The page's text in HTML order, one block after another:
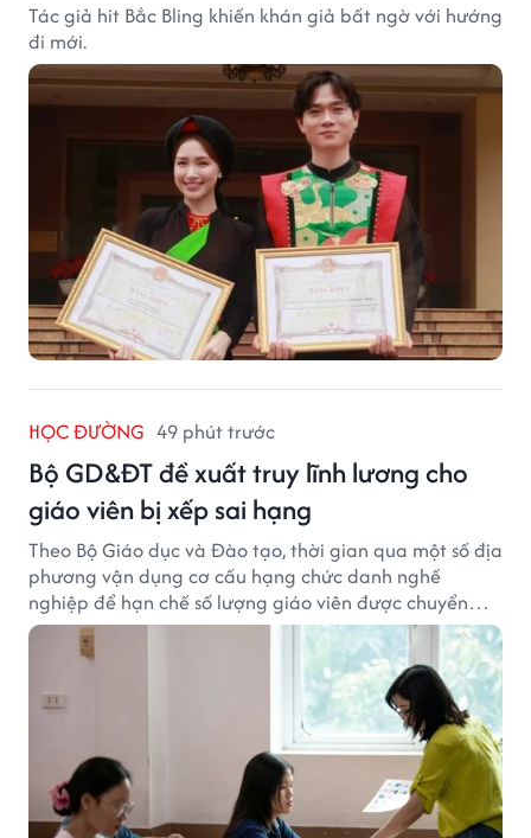
Tác giả hit Bắc Bling khiến khán giả bất ngờ với hướng
đi mới.
HỌC ĐƯỜNG 49 phút trước
Bộ GD&ĐT đề xuất truy lĩnh lương cho
giáo viên bị xếp sai hạng
Theo Bộ Giáo dục và Đào tạo, thời gian qua một số địa
phương vận dụng cơ cấu hạng chức danh nghề
nghiệp để hạn chế số lượng giáo viên được chuyển
xếp từ hạng cũ sang hạng tương ứng theo quy định
mới, gây những bất cập.